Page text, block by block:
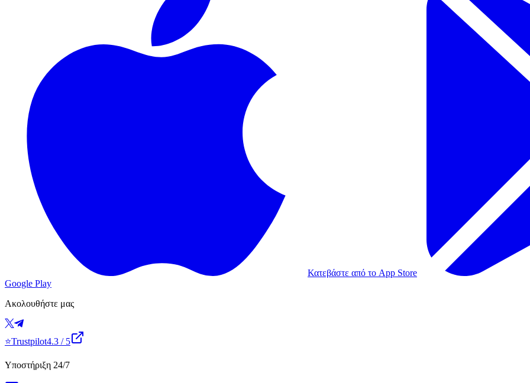
Κατεβάστε από το App Store
Google Play
Ακολουθήστε μας
⭐Trustpilot4.3 / 5
Υποστήριξη 24/7